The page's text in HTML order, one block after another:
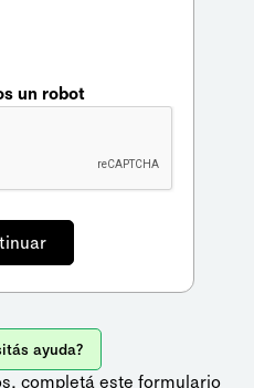
un robot
ayuda?
completá este formulario